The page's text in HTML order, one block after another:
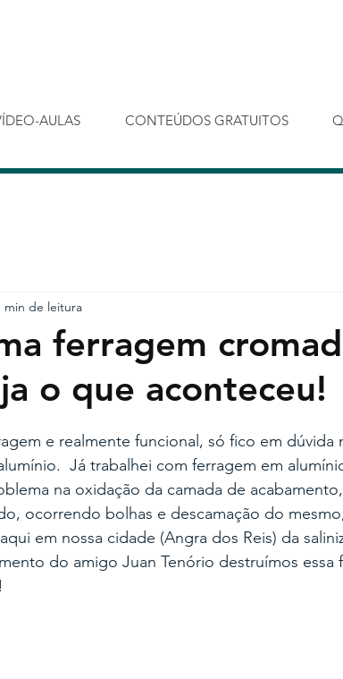
AULAS CONTEÚDOS GRATUITOS
ferragem
o que aconteceu!
min de leitura
e realmente funcional, só fico em dúvida
Já trabalhei com ferragem em
na oxidação da camada de
ocorrendo bolhas e descamação do
em nossa cidade (Angra dos Reis) da
do amigo Juan Tenório destruímos essa